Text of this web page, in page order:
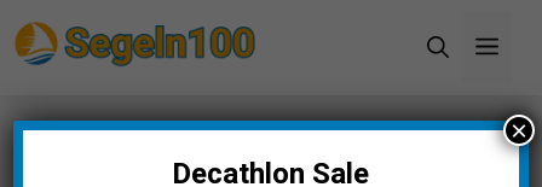
Inhalt
Startseite»Blog»Kajak Rack Auto Test: Die 5
besten (Bestenliste)Decathlon Sale
×